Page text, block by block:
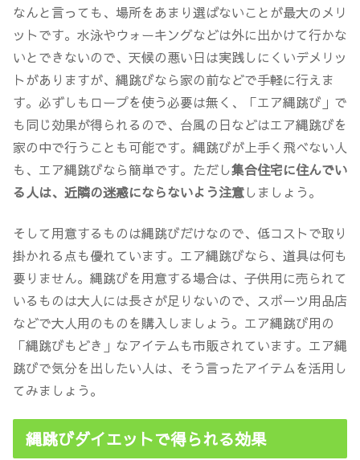
なんと言っても、 場所をあまり選ばないことが最大のメリ
ットです。水泳やウォーキングなどは外に出かけて行かな
いとできないので、天候の悪い日は実践しにくいデメリッ
トがありますが、縄跳びなら家の前などで手軽に行えま
す。 必ずしもロープを使う必要は無く、「エア縄跳び」で
も同じ効果が得られる ので、台風の日などはエア縄跳びを
家の中で行うことも可能です。縄跳びが上手く飛べない人
も、エア縄跳びなら簡単です。ただし集合住宅に住んでい
る人は、近隣の迷惑にならないよう注意しましょう。
そして用意するものは縄跳びだけなので、 低コストで取り
掛かれる 点も優れています。エア縄跳びなら、道具は何も
要りません。縄跳びを用意する場合は、子供用に売られて
いるものは大人には長さが足りないので、スポーツ用品店
などで大人用のものを購入しましょう。エア縄跳び用の
「縄跳びもどき」なアイテムも市販されています。エア縄
跳びで気分を出したい人は、そう言ったアイテムを活用し
てみましょう。
縄跳びダイエットで得られる効果